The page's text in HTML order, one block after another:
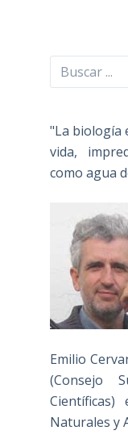
Buscar
"La biología
vida,
como agua
Emilio
(Consejo
Naturales y